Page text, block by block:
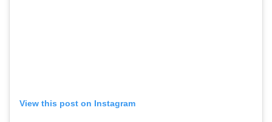
View this post on Instagram